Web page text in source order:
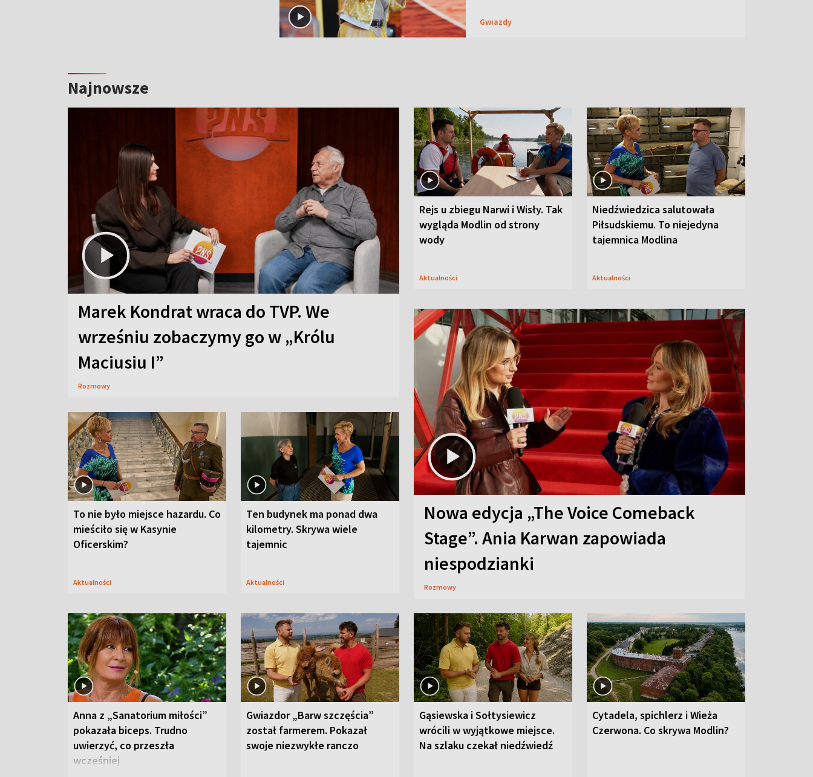
Gwiazdy
Najnowsze
Marek Kondrat wraca do TVP. We
wrześniu zobaczymy go w „Królu
Maciusiu I”
Rozmowy
Rejs u zbiegu Narwi i Wisły. Tak
wygląda Modlin od strony
wody
Aktualności
Niedźwiedzica salutowała
Piłsudskiemu. To niejedyna
tajemnica Modlina
Aktualności
To nie było miejsce hazardu. Co
mieściło się w Kasynie
Oficerskim?
Aktualności
Ten budynek ma ponad dwa
kilometry. Skrywa wiele
tajemnic
Aktualności
Nowa edycja „The Voice Comeback
Stage”. Ania Karwan zapowiada
niespodzianki
Rozmowy
Anna z „Sanatorium miłości”
pokazała biceps. Trudno
uwierzyć, co przeszła
wcześniej
Gwiazdor „Barw szczęścia”
został farmerem. Pokazał
swoje niezwykłe ranczo
Gąsiewska i Sołtysiewicz
wrócili w wyjątkowe miejsce.
Na szlaku czekał niedźwiedź
Cytadela, spichlerz i Wieża
Czerwona. Co skrywa Modlin?